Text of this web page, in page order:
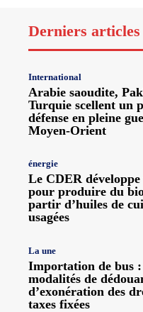
Derniers articles
International
Arabie saoudite,
Turquie scellent un
défense en pleine
Moyen-Orient
énergie
Le CDER
pour produire du
partir d’huiles de
usagées
La une
Importation de bus :
modalités de
d’exonération des
taxes fixées